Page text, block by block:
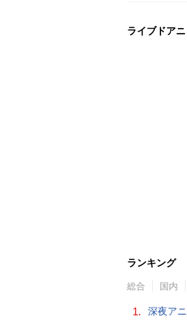
ライブドア
ランキング
総合 国内
1. 深夜ア